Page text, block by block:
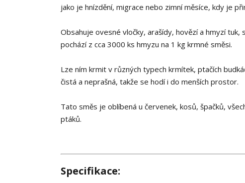
jako je hnízdění, migrace nebo zimní měsíce, kdy je
Obsahuje ovesné vločky, arašídy, hovězí a hmyzí
pochází z cca 3000 ks hmyzu na 1 kg krmné směsi.
Lze ním krmit v různých typech krmítek, ptačích
čistá a neprašná, takže se hodí i do menších prostor.
Tato směs je oblíbená u červenek, kosů, špačků,
ptáků.
Specifikace: